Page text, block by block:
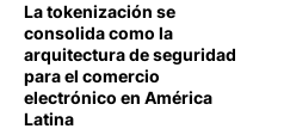
La tokenización se
consolida como la
arquitectura de seguridad
para el comercio
electrónico en América
Latina